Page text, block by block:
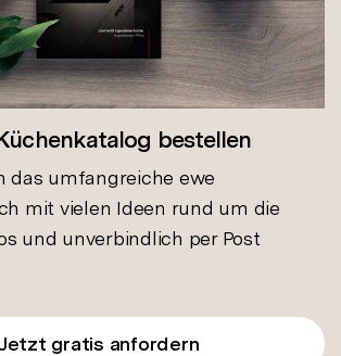
bestellen
das umfangreiche ewe
mit vielen Ideen rund um die
und unverbindlich per Post
gratis anfordern